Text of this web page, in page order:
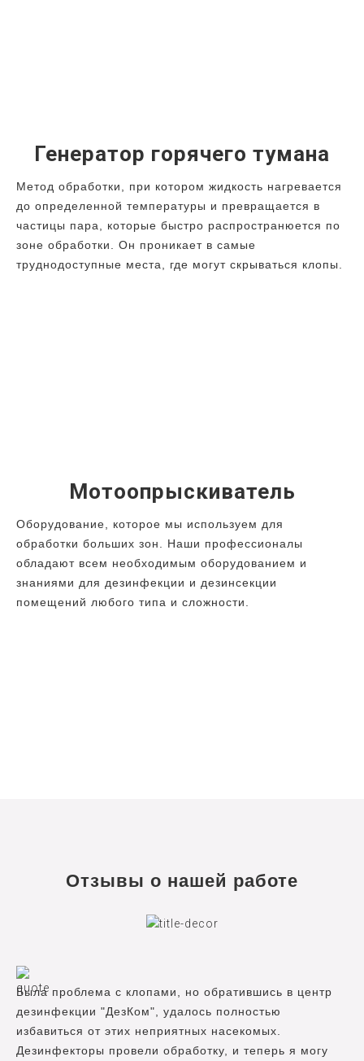
Генератор горячего тумана
Метод обработки, при котором жидкость нагревается
до определенной температуры и превращается в
частицы пара, которые быстро распространюется по
зоне обработки. Он проникает в самые
труднодоступные места, где могут скрываться клопы.
Мотоопрыскиватель
Оборудование, которое мы используем для
обработки больших зон. Наши профессионалы
обладают всем необходимым оборудованием и
знаниями для дезинфекции и дезинсекции
помещений любого типа и сложности.
Отзывы о нашей работе
Была проблема с клопами, но обратившись в центр
дезинфекции "ДезКом", удалось полностью
избавиться от этих неприятных насекомых.
Дезинфекторы провели обработку, и теперь я могу